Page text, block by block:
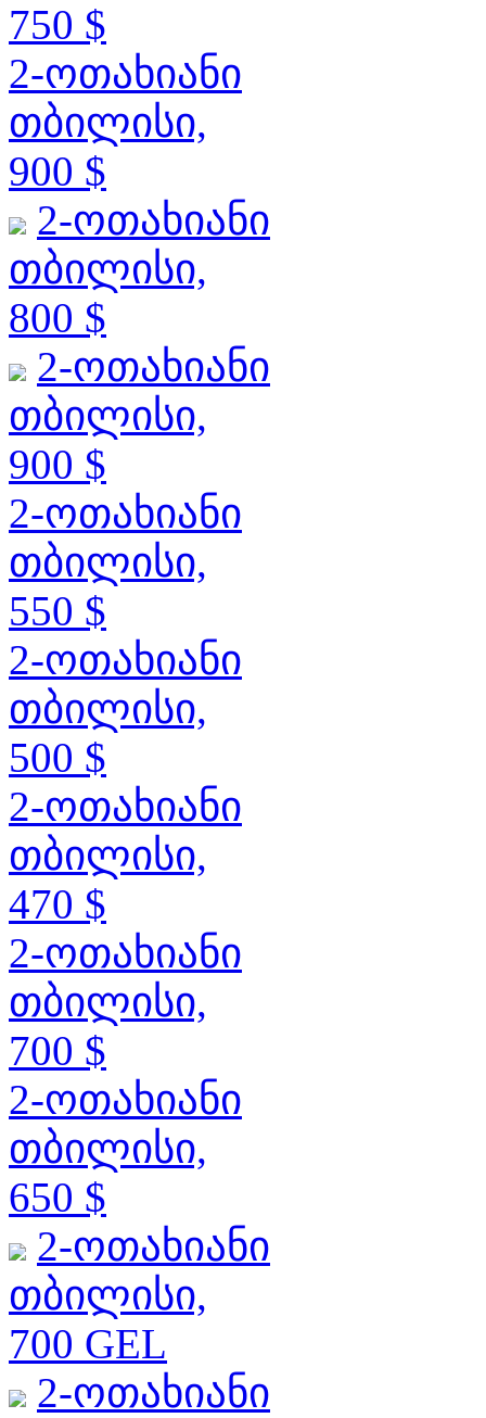
750 $
2-ოთახიანი
თბილისი,
900 $
2-ოთახიანი
თბილისი,
800 $
2-ოთახიანი
თბილისი,
900 $
2-ოთახიანი
თბილისი,
550 $
2-ოთახიანი
თბილისი,
500 $
2-ოთახიანი
თბილისი,
470 $
2-ოთახიანი
თბილისი,
700 $
2-ოთახიანი
თბილისი,
650 $
2-ოთახიანი
თბილისი,
700 GEL
2-ოთახიანი